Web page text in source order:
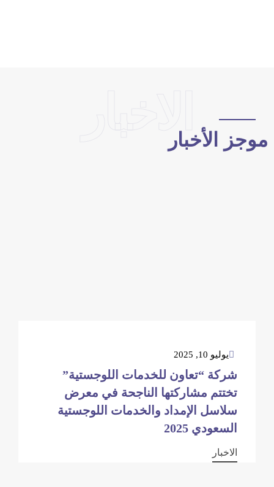
الأخبار
يوليو 10, 2025
شركة “تعاون للخدمات اللوجستية”
تختتم مشاركتها الناجحة في معرض
سلاسل الإمداد والخدمات اللوجستية
السعودي 2025
الاخبار